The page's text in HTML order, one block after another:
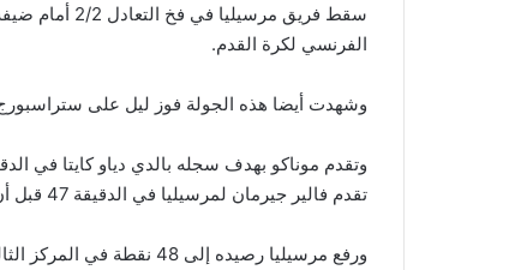
سقط فريق
الفرنسي لكرة القدم.
وشهدت أيضا هذه الجولة فوز ليل على ستراسبورج 2 / 1 وبوردو على ليون 3 /
وتقدم موناكو بهدف سجله بالدي دياو كايتا في
تقدم فالير جيرمان لمرسيليا في الدقيقة 47 قبل أن يتعادل موناكو بهدف سجله فابينيو في الدقيقة 51.
ورفع مرسيليا رصيده إلى